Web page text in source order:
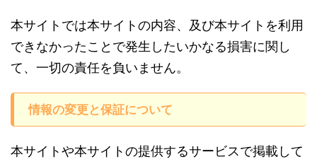
本サイトでは本サイトの内容、及び本サイトを利用
できなかったことで発生したいかなる損害に関し
て、一切の責任を負いません。
情報の変更と保証について
本サイトや本サイトの提供するサービスで掲載して